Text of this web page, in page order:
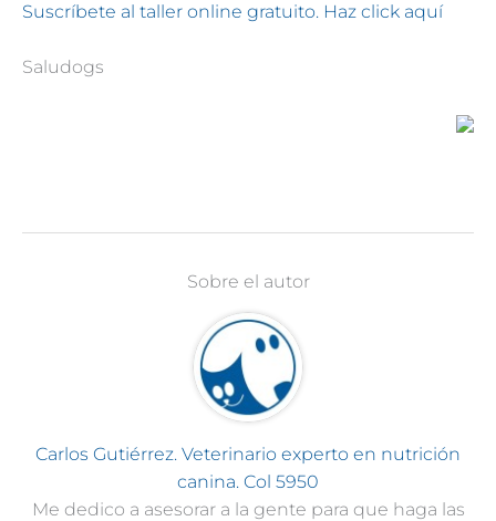
Suscríbete al taller online gratuito. Haz click aquí
Saludogs
Sobre el autor
Carlos Gutiérrez. Veterinario experto en nutrición
canina. Col 5950
Me dedico a asesorar a la gente para que haga las